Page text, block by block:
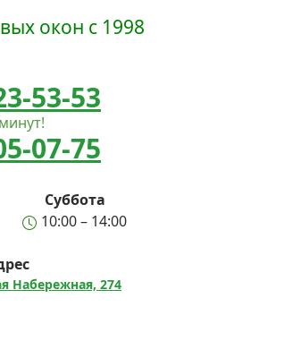
окон с 1998
53-53
07-75
Суббота
10:00 – 14:00
Набережная, 274